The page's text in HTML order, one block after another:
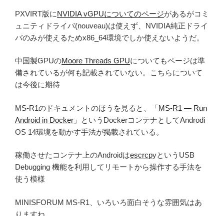
PXVIRT版にNVIDIA vGPUについてのページがあるがコミ
ュニティドライバ(nouveau)は使えず、NVIDIA純正ドライ
バのみが使えるためx86_64環境でしか使えないようだ。
中国製GPUのMoore Threads GPUについてもページは準
備されているが何も記載されていない。こちらについて
は今後に期待
MS-R1のドキュメントのほうを見ると、「MS-R1 — Run
Android in Docker 」というDockerコンテナとしてAndrodi
OS 14環境を動かす手法が掲載されている。
稼働させたコンテナ上のAndroidはescrcpyというUSB
Debugging 機能を利用してリモートから操作する手法を
使う模様
MINISFORUM MS-R1、いろいろ面白そうな雰囲気はあ
りますね